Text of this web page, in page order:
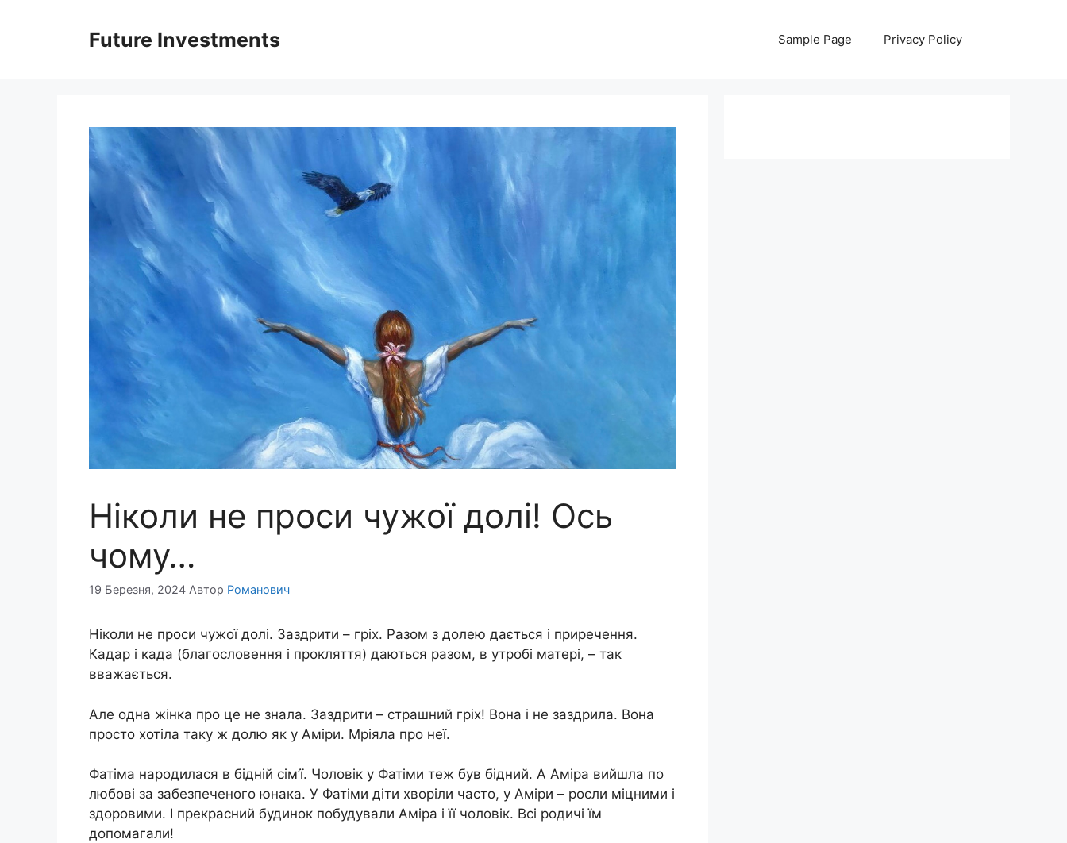
Future Investments Sample Page Privacy Policy
Ніколи не проси чужої долі! Ось
чому…
19 Березня, 2024 Автор Романович
Ніколи не проси чужої долі. Заздрити – гріх. Разом з долею дається і приречення.
Кадар і када (благословення і прокляття) даються разом, в утробі матері, – так
вважається.
Але одна жінка про це не знала. Заздрити – страшний гріх! Вона і не заздрила. Вона
просто хотіла таку ж долю як у Аміри. Мріяла про неї.
Фатіма народилася в бідній сім’ї. Чоловік у Фатіми теж був бідний. А Аміра вийшла по
любові за забезпеченого юнака. У Фатіми діти хворіли часто, у Аміри – росли міцними і
здоровими. І прекрасний будинок побудували Аміра і її чоловік. Всі родичі їм
допомагали!